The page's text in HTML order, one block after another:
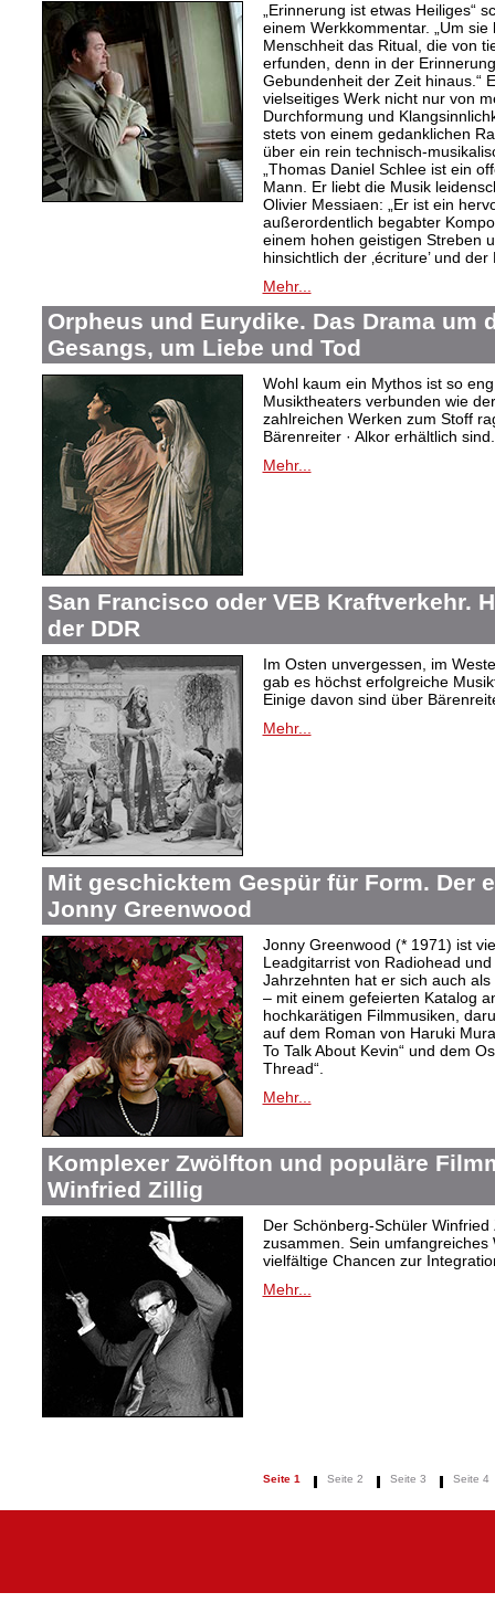
„Erinnerung ist etwas Heiliges“
einem Werkkommentar. „Um
Menschheit das Ritual, die von
erfunden, denn in der
Gebundenheit der Zeit hinaus.“
vielseitiges Werk nicht nur von
Durchformung und
stets von einem gedanklichen
über ein rein technisch-
„Thomas Daniel Schlee ist ein
Mann. Er liebt die Musik
Olivier Messiaen: „Er ist ein
außerordentlich begabter
einem hohen geistigen Streben
hinsichtlich der ‚écriture’ und der
Mehr...
Orpheus und Eurydike. Das Drama um
Gesangs, um Liebe und Tod
Wohl kaum ein Mythos ist so
Musiktheaters verbunden wie
zahlreichen Werken zum Stoff
Bärenreiter · Alkor erhältlich sind.
Mehr...
San Francisco oder VEB Kraftverkehr.
der DDR
Im Osten unvergessen, im
gab es höchst erfolgreiche
Einige davon sind über
Mehr...
Mit geschicktem Gespür für Form. Der
Jonny Greenwood
Jonny Greenwood (* 1971) ist
Leadgitarrist von Radiohead
Jahrzehnten hat er sich auch
– mit einem gefeierten Katalog
hochkarätigen Filmmusiken,
auf dem Roman von Haruki
To Talk About Kevin“ und dem
Thread“.
Mehr...
Komplexer Zwölfton und populäre
Winfried Zillig
Der Schönberg-Schüler
zusammen. Sein
vielfältige Chancen zur
Mehr...
Seite 1 Seite 2 Seite 3 Seite 4